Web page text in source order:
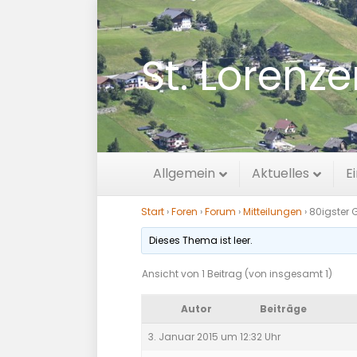
St.
Allgemein Aktuelles
80igster
Start ›Foren ›Forum ›Mitteilungen › 80igster
Dieses Thema ist leer.
Ansicht von 1 Beitrag (von insgesamt 1)
Autor Beiträge
3. Januar 2015 um 12:32 Uhr